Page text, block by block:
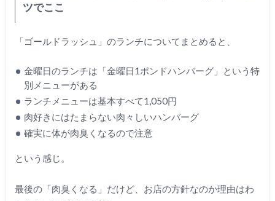
ツでここ
「ゴールドラッシュ」のランチについてまとめると、
金曜日のランチは「金曜日1ポンドハンバーグ」という特
別メニューがある
ランチメニューは基本すべて1,050円
肉好きにはたまらない肉々しいハンバーグ
確実に体が肉臭くなるので注意
という感じ。
最後の「肉臭くなる」だけど、お店の方針なのか理由はわ